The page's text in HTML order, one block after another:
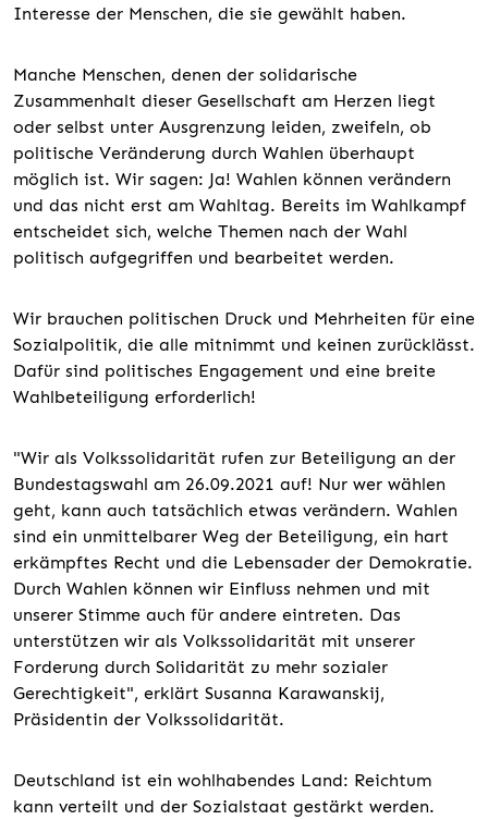
Interesse der Menschen, die sie gewählt haben.
Manche Menschen, denen der solidarische
Zusammenhalt dieser Gesellschaft am Herzen liegt
oder selbst unter Ausgrenzung leiden, zweifeln, ob
politische Veränderung durch Wahlen überhaupt
möglich ist. Wir sagen: Ja! Wahlen können verändern
und das nicht erst am Wahltag. Bereits im Wahlkampf
entscheidet sich, welche Themen nach der Wahl
politisch aufgegriffen und bearbeitet werden.
Wir brauchen politischen Druck und Mehrheiten für eine
Sozialpolitik, die alle mitnimmt und keinen zurücklässt.
Dafür sind politisches Engagement und eine breite
Wahlbeteiligung erforderlich!
"Wir als Volkssolidarität rufen zur Beteiligung an der
Bundestagswahl am 26.09.2021 auf! Nur wer wählen
geht, kann auch tatsächlich etwas verändern. Wahlen
sind ein unmittelbarer Weg der Beteiligung, ein hart
erkämpftes Recht und die Lebensader der Demokratie.
Durch Wahlen können wir Einfluss nehmen und mit
unserer Stimme auch für andere eintreten. Das
unterstützen wir als Volkssolidarität mit unserer
Forderung durch Solidarität zu mehr sozialer
Gerechtigkeit", erklärt Susanna Karawanskij,
Präsidentin der Volkssolidarität.
Deutschland ist ein wohlhabendes Land: Reichtum
kann verteilt und der Sozialstaat gestärkt werden.